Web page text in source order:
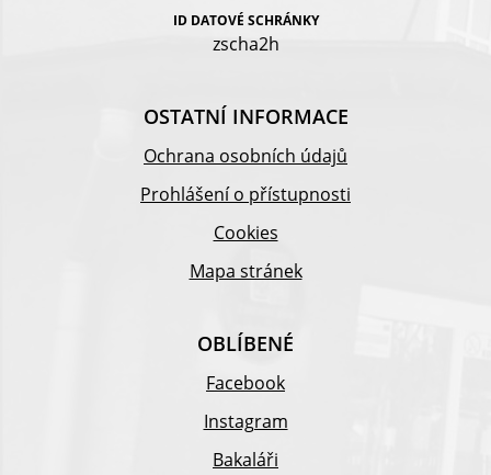
ID DATOVÉ SCHRÁNKY
zscha2h
OSTATNÍ INFORMACE
Ochrana osobních údajů
Prohlášení o přístupnosti
Cookies
Mapa stránek
OBLÍBENÉ
Facebook
Instagram
Bakaláři